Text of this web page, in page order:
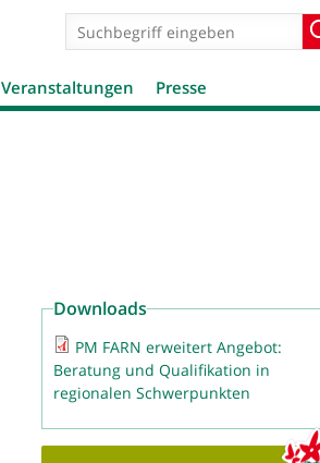
Suchformular
Veranstaltungen Presse
Downloads
PM FARN erweitert Angebot:
Beratung und Qualifikation in
regionalen Schwerpunkten